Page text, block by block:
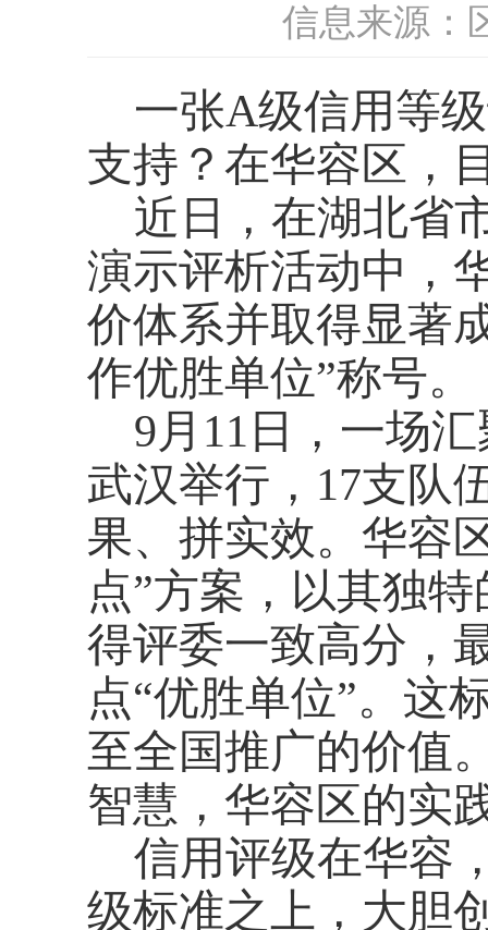
信息来源：
一张A级信用等
支持？在华容区，
近日，在湖北省
演示评析活动中，
价体系并取得显著
作优胜单位”称号。
9月11日，一场
武汉举行，17支队
果、拼实效。华容
点”方案，以其独
得评委一致高分，
点“优胜单位”。这
至全国推广的价值
智慧，华容区的实
信用评级在华容
级标准之上，大胆